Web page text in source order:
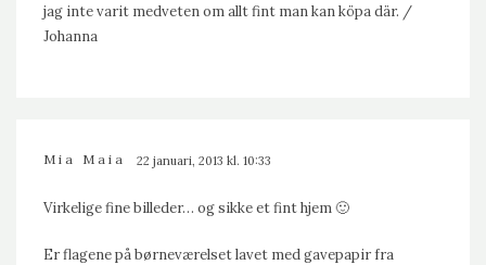
jag inte varit medveten om allt fint man kan köpa där. /
Johanna
Mia Maia 22 januari, 2013 kl. 10:33
Virkelige fine billeder… og sikke et fint hjem 🙂
Er flagene på børneværelset lavet med gavepapir fra